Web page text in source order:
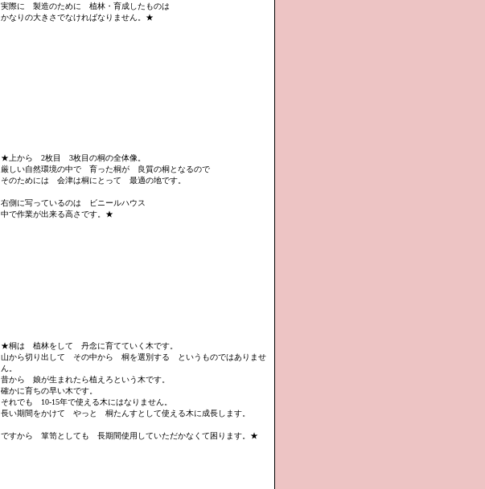
実際に 製造のために 植林・育成したものは
かなりの大きさでなければなりません。★
★上から 2枚目 3枚目の桐の全体像。
厳しい自然環境の中で 育った桐が 良質の桐となるので
そのためには 会津は桐にとって 最適の地です。
右側に写っているのは ビニールハウス
中で作業が出来る高さです。★
★桐は 植林をして 丹念に育てていく木です。
山から切り出して その中から 桐を選別する というものではありませ
ん。
昔から 娘が生まれたら植えろという木です。
確かに育ちの早い木です。
それでも 10-15年で使える木にはなりません。
長い期間をかけて やっと 桐たんすとして使える木に成長します。
ですから 箪笥としても 長期間使用していただかなくて困ります。★